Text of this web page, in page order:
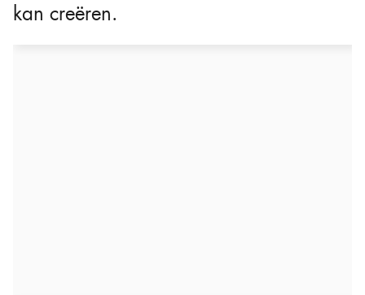
kan creëren.